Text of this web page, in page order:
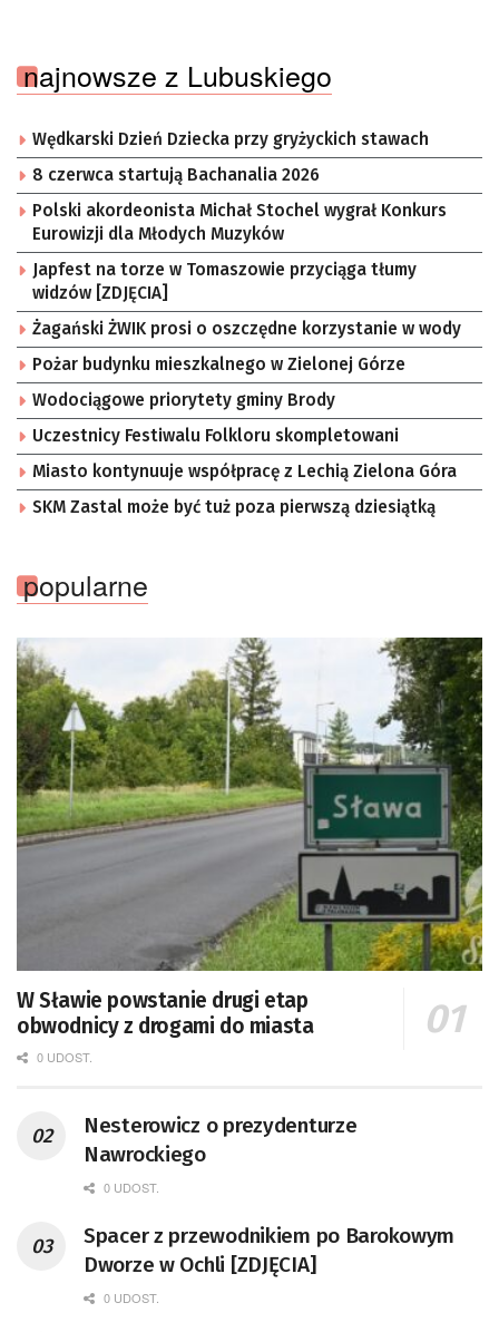
najnowsze z Lubuskiego
Wędkarski Dzień Dziecka przy gryżyckich stawach
8 czerwca startują Bachanalia 2026
Polski akordeonista Michał Stochel wygrał Konkurs
Eurowizji dla Młodych Muzyków
Japfest na torze w Tomaszowie przyciąga tłumy
widzów [ZDJĘCIA]
Żagański ŻWIK prosi o oszczędne korzystanie w wody
Pożar budynku mieszkalnego w Zielonej Górze
Wodociągowe priorytety gminy Brody
Uczestnicy Festiwalu Folkloru skompletowani
Miasto kontynuuje współpracę z Lechią Zielona Góra
SKM Zastal może być tuż poza pierwszą dziesiątką
popularne
W Sławie powstanie drugi etap
obwodnicy z drogami do miasta
0 UDOST.
Nesterowicz o prezydenturze
Nawrockiego
0 UDOST.
Spacer z przewodnikiem po Barokowym
Dworze w Ochli [ZDJĘCIA]
0 UDOST.